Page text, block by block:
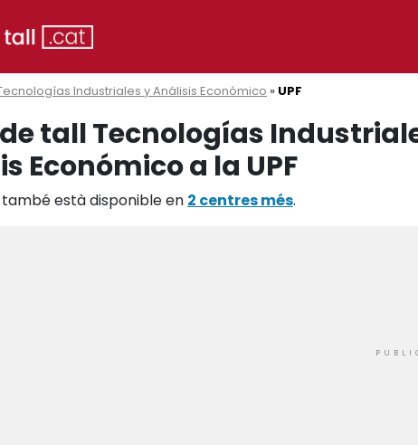
Industriales y Análisis Económico » UPF
tall Tecnologías
Económico a la UPF
està disponible en 2 centres més.